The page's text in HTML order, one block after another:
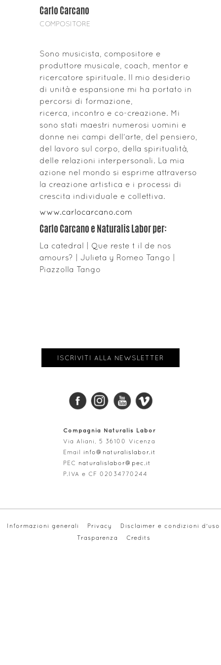
Carlo Carcano
COMPOSITORE
Sono musicista, compositore e
produttore musicale, coach, mentor e
ricercatore spirituale. Il mio desiderio
di unità e espansione mi ha portato in
percorsi di formazione,
ricerca, incontro e co-creazione. Mi
sono stati maestri numerosi uomini e
donne nei campi dell’arte, del pensiero,
del lavoro sul corpo, della spiritualità,
delle relazioni interpersonali. La mia
azione nel mondo si esprime attraverso
la creazione artistica e i processi di
crescita individuale e collettiva.
www.carlocarcano.com
Carlo Carcano e Naturalis Labor per:
La catedral | Que reste t il de nos
amours? | Julieta y Romeo Tango |
Piazzolla Tango
ISCRIVITI ALLA NEWSLETTER
Compagnia Naturalis Labor
Via Aliani, 5 36100 Vicenza
Email info@naturalislabor.it
PEC naturalislabor@pec.it
P.IVA e CF 02034770244
Informazioni generali Privacy
Disclaimer e condizioni d'uso
Trasparenza
Credits